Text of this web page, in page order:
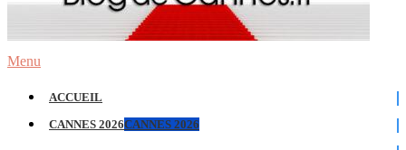
Menu
ACCUEIL
CANNES 2026CANNES 2026